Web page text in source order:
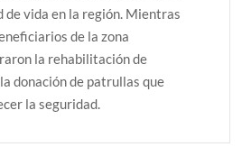
de vida en la región. Mientras
de la zona
la rehabilitación de
donación de patrullas que
la seguridad.